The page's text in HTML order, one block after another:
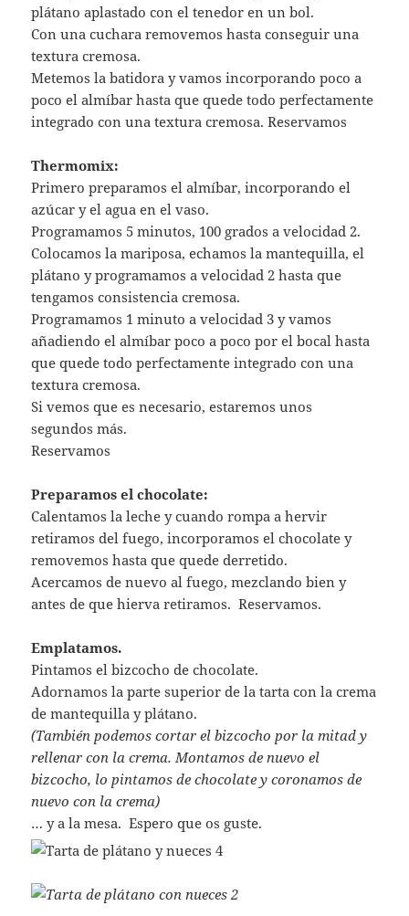
plátano aplastado con el tenedor en un bol.
Con una cuchara removemos hasta conseguir una
textura cremosa.
Metemos la batidora y vamos incorporando poco a
poco el almíbar hasta que quede todo perfectamente
integrado con una textura cremosa. Reservamos
Thermomix:
Primero preparamos el almíbar, incorporando el
azúcar y el agua en el vaso.
Programamos 5 minutos, 100 grados a velocidad 2.
Colocamos la mariposa, echamos la mantequilla, el
plátano y programamos a velocidad 2 hasta que
tengamos consistencia cremosa.
Programamos 1 minuto a velocidad 3 y vamos
añadiendo el almíbar poco a poco por el bocal hasta
que quede todo perfectamente integrado con una
textura cremosa.
Si vemos que es necesario, estaremos unos
segundos más.
Reservamos
Preparamos el chocolate:
Calentamos la leche y cuando rompa a hervir
retiramos del fuego, incorporamos el chocolate y
removemos hasta que quede derretido.
Acercamos de nuevo al fuego, mezclando bien y
antes de que hierva retiramos. Reservamos.
Emplatamos.
Pintamos el bizcocho de chocolate.
Adornamos la parte superior de la tarta con la crema
de mantequilla y plátano.
(También podemos cortar el bizcocho por la mitad y
rellenar con la crema. Montamos de nuevo el
bizcocho, lo pintamos de chocolate y coronamos de
nuevo con la crema)
… y a la mesa. Espero que os guste.